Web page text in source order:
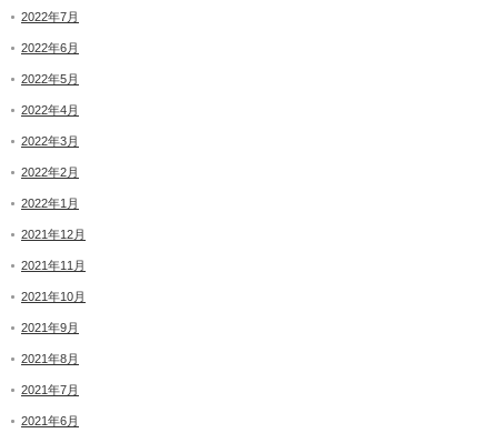
2022年7月
2022年6月
2022年5月
2022年4月
2022年3月
2022年2月
2022年1月
2021年12月
2021年11月
2021年10月
2021年9月
2021年8月
2021年7月
2021年6月